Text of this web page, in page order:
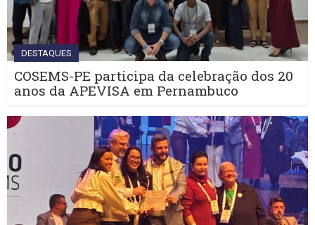
DESTAQUES
COSEMS-PE participa da celebração dos 20
anos da APEVISA em Pernambuco